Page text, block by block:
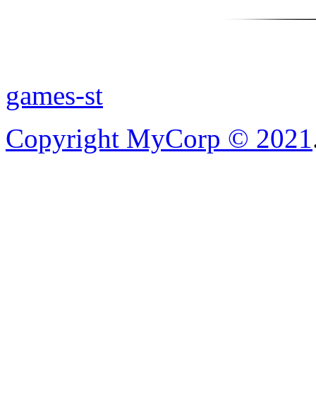
games-st
Copyright MyCorp © 2021